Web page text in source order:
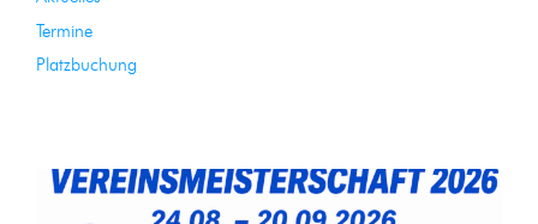
Termine
Platzbuchung